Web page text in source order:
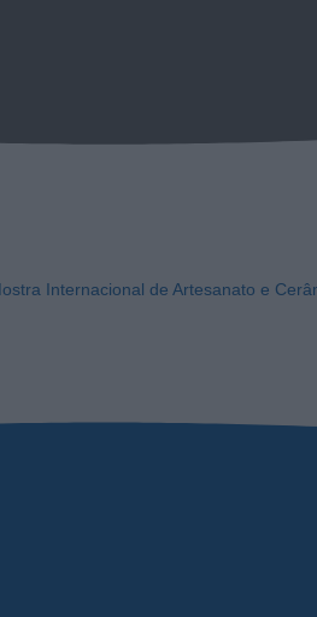
Internacional de Artesanato e